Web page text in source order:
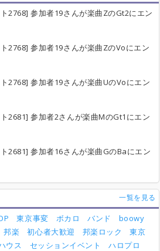
2768] 参加者19さんが楽曲ZのGt2にエン
2768] 参加者19さんが楽曲ZのVoにエン
2768] 参加者19さんが楽曲UのVoにエン
2681] 参加者2さんが楽曲MのGt1にエン
2681] 参加者16さんが楽曲GのBaにエン
一覧を見る
東京事変 ボカロ バンド
boowy
邦楽 初心者大歓迎 邦楽ロック
東京
ウス セッションイベント
ハロプロ